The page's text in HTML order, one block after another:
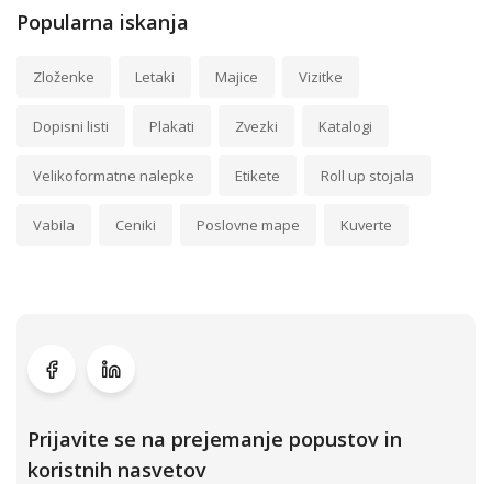
Popularna iskanja
Zloženke Letaki Majice Vizitke
Dopisni listi Plakati Zvezki Katalogi
Velikoformatne nalepke Etikete Roll up stojala
Vabila Ceniki Poslovne mape Kuverte
Prijavite se na prejemanje popustov in
koristnih nasvetov